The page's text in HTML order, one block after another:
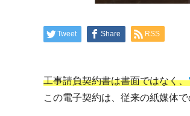
Tweet Share RSS
工事請負契約書は書面ではなく、
この電子契約は、従来の紙媒体